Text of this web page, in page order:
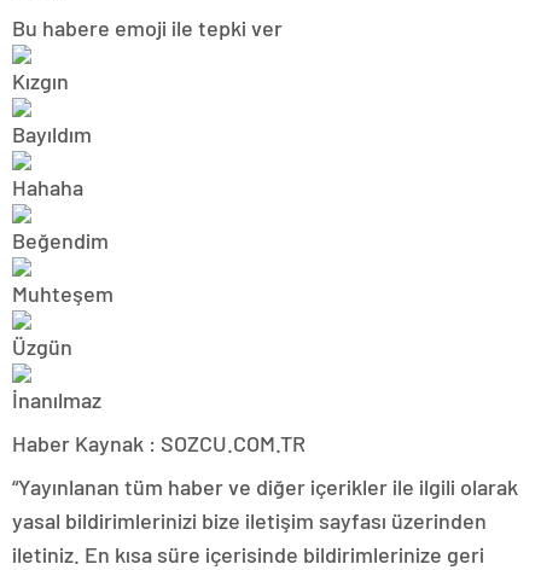
Bu habere emoji ile tepki ver
Haber Kaynak : SOZCU.COM.TR
“Yayınlanan tüm haber ve diğer içerikler ile ilgili olarak
yasal bildirimlerinizi bize iletişim sayfası üzerinden
iletiniz. En kısa süre içerisinde bildirimlerinize geri